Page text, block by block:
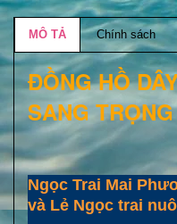
MÔ TẢ Chính sách
ĐỒNG HỒ
SANG TRỌNG
Ngọc Trai Mai
và Lẻ Ngọc trai